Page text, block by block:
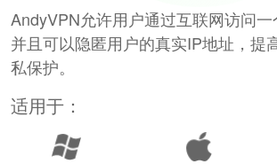
AndyVPN允许用户通过互联网访问一
并且可以隐匿用户的真实IP地址，提
私保护。
适用于：